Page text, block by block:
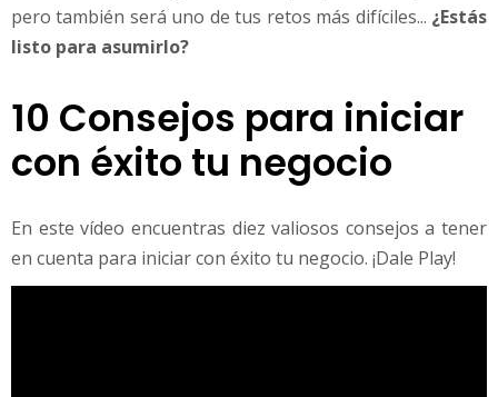
pero también será uno de tus retos más difíciles... ¿Estás
listo para asumirlo?
10 Consejos para iniciar
con éxito tu negocio
En este vídeo encuentras diez valiosos consejos a tener
en cuenta para iniciar con éxito tu negocio. ¡Dale Play!